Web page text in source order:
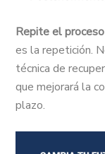
Repite el
es la repetición.
técnica de
que mejorará la
plazo.